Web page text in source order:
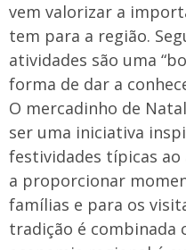
vem valorizar a
tem para a região.
atividades são uma
forma de dar a
O mercadinho de
ser uma iniciativa
festividades típicas
a proporcionar
famílias e para os
tradição é combinada